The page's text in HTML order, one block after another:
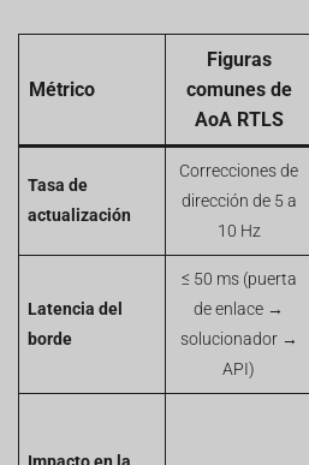
Métrico
Figuras
comunes de
AoA RTLS
Tasa de
actualización
Correcciones de
dirección de 5 a
10 Hz
Latencia del
borde
≤ 50 ms (puerta
de enlace →
solucionador →
API)